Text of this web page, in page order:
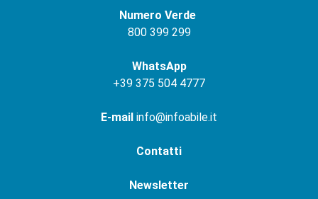
Numero Verde
800 399 299
WhatsApp
+39 375 504 4777
E-mail info@infoabile.it
Contatti
Newsletter